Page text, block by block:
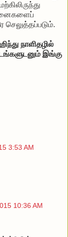
செலுத்தப்படும்.
நாளிதழில்
இங்கு
3:53 AM
10:36 AM